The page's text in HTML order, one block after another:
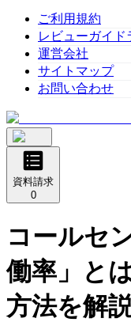
ご利用規約
レビューガイド
運営会社
サイトマップ
お問い合わせ
資料請求
0
コールセ
働率」と
方法を解説